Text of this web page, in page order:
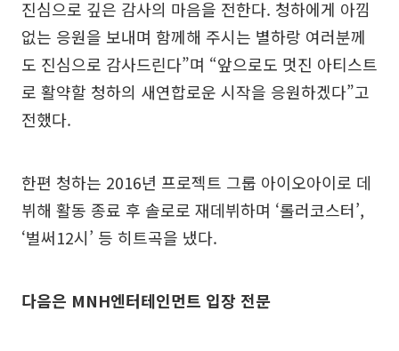
진심으로 깊은 감사의 마음을 전한다. 청하에게 아낌
없는 응원을 보내며 함께해 주시는 별하랑 여러분께
도 진심으로 감사드린다”며 “앞으로도 멋진 아티스트
로 활약할 청하의 새연합로운 시작을 응원하겠다”고
전했다.
한편 청하는 2016년 프로젝트 그룹 아이오아이로 데
뷔해 활동 종료 후 솔로로 재데뷔하며 ‘롤러코스터’,
‘벌써12시’ 등 히트곡을 냈다.
다음은 MNH엔터테인먼트 입장 전문